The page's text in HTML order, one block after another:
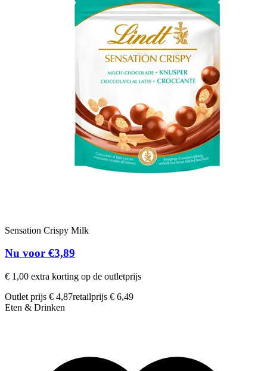
Sensation Crispy Milk
Nu voor €3,89
€ 1,00 extra korting op de outletprijs
Outlet prijs € 4,87retailprijs € 6,49
Eten & Drinken